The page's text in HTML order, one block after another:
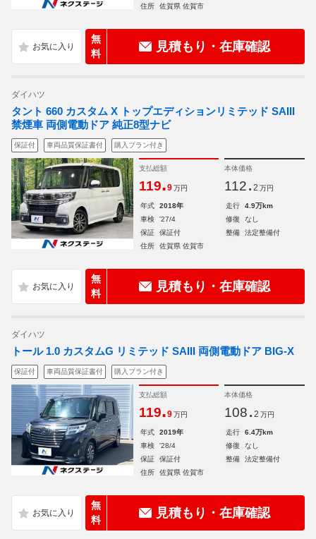
住所 佐賀県 佐賀市
無
料
見積もり・在庫確認
ダイハツ
タント 660 カスタム X トップエディションリミテッド SAIII
禁煙車 両側電動ドア 純正8型ナビ
保証付 車両品質保証書付 購入プラン付き
支払総額
119.9 万円
本体価格
112. 2 万円
年式 2018年 走行
4.9万km
車検
'27/4 修復
なし
保証
保証付 整備
法定整備付
住所
佐賀県 佐賀市
無
料
見積もり・在庫確認
ダイハツ
トール 1.0 カスタムG リミテッド SAIII 両側電動ドア BIG-X
保証付 車両品質保証書付 購入プラン付き
支払総額
119.9 万円
本体価格
108. 2 万円
年式 2019年 走行
6.4万km
車検
'28/4 修復
なし
保証
保証付 整備
法定整備付
住所
佐賀県 佐賀市
無
料
見積もり・在庫確認